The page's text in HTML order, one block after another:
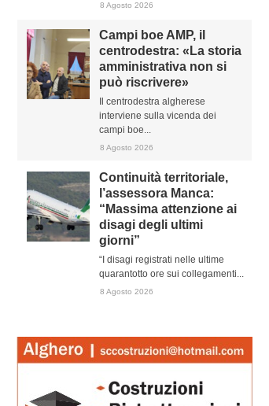
8 Agosto 2026
Campi boe AMP, il
centrodestra: «La storia
amministrativa non si
può riscrivere»
Il centrodestra algherese
interviene sulla vicenda dei
campi boe...
8 Agosto 2026
Continuità territoriale,
l’assessora Manca:
“Massima attenzione ai
disagi degli ultimi
giorni”
“I disagi registrati nelle ultime
quarantotto ore sui collegamenti...
8 Agosto 2026